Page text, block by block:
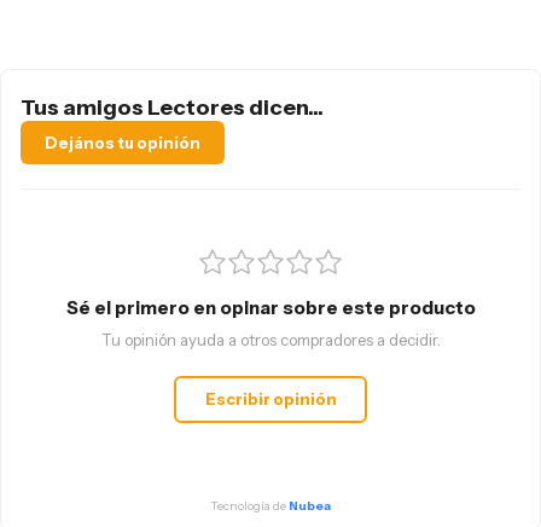
Tus amigos Lectores dicen...
Dejános tu opinión
Sé el primero en opinar sobre este producto
Tu opinión ayuda a otros compradores a decidir.
Escribir opinión
Tecnología de Nubea